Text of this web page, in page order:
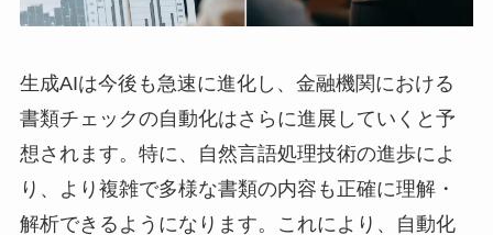
生成AIは今後も急速に進化し、金融機関における
書類チェックの自動化はさらに進展していくと予
想されます。特に、自然言語処理技術の進歩によ
り、より複雑で多様な書類の内容も正確に理解・
解析できるようになります。これにより、自動化